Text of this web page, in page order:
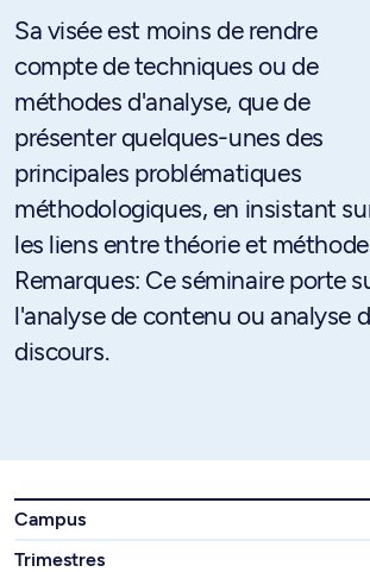
Sa visée est moins de rendre
compte de techniques ou de
méthodes d'analyse, que de
présenter quelques-unes des
principales problématiques
méthodologiques, en insistant
les liens entre théorie et
Remarques: Ce séminaire porte
l'analyse de contenu ou analyse
discours.
Campus
Trimestres